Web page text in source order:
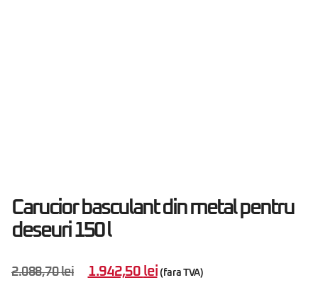
Carucior basculant din metal pentru
deseuri 150 l
2.088,70lei 1.942,50 lei (fara TVA)